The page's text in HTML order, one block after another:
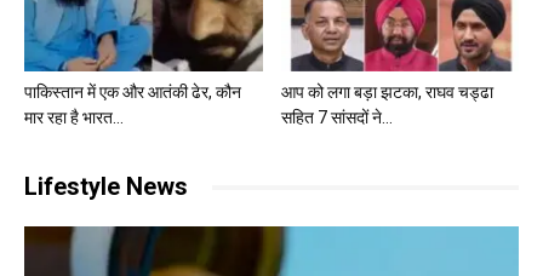
पाकिस्तान में एक और आतंकी ढेर, कौन
मार रहा है भारत...
आप को लगा बड़ा झटका, राघव चड्ढा
सहित 7 सांसदों ने...
Lifestyle News